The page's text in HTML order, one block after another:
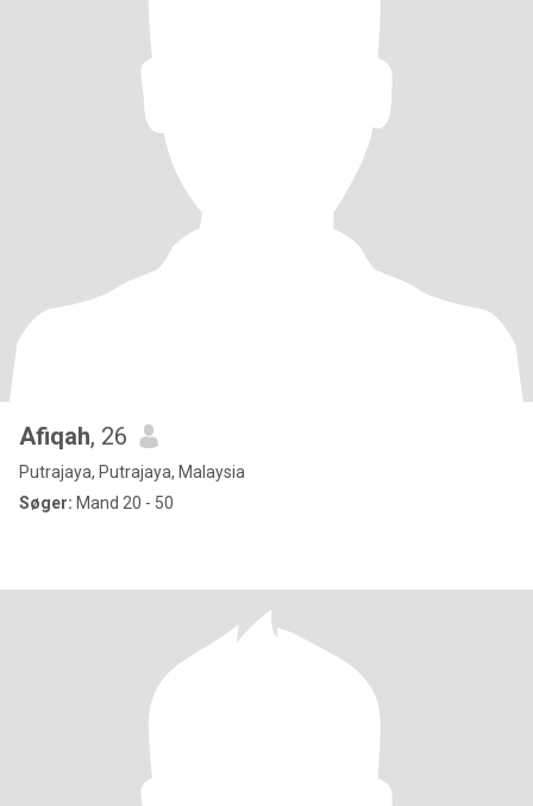
Afiqah, 26
Putrajaya, Putrajaya, Malaysia
Søger: Mand 20 - 50